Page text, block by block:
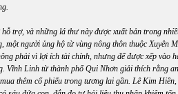
hỗ trợ, và những lá thư nàyđược xuất bản trong
một người ủng hộ từ vùng nông thôn thuộc Xuyên
phải vì lợi ích tài chính, nhưng để được xếp vào
Vĩnh Linh từ thành phố Qui Nhơn giải thích rằng
thêm cổ phiếu trong tương lai gần. Lê Kim Hiền,